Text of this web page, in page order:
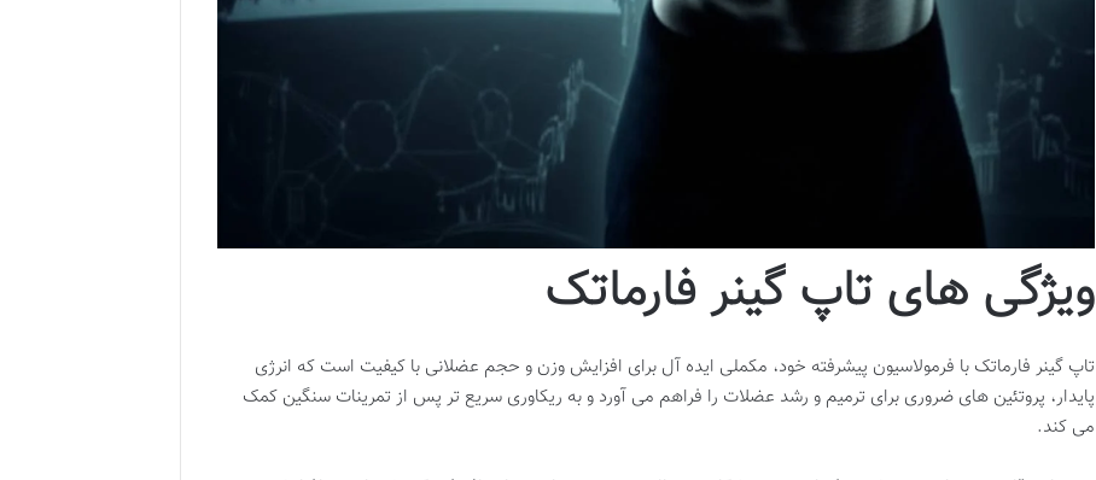
ویژگی های تاپ گینر فارماتک
تاپ گینر فارماتک با فرمولاسیون پیشرفته خود، مکملی ایده آل برای افزایش وزن و حجم عضلانی با کیفیت است که انرژی
پایدار، پروتئین های ضروری برای ترمیم و رشد عضلات را فراهم می آورد و به ریکاوری سریع تر پس از تمرینات سنگین کمک
می کند.